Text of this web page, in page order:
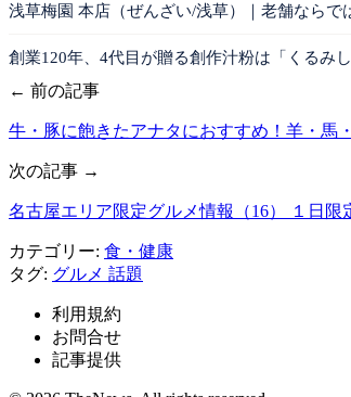
浅草梅園 本店（ぜんざい/浅草）｜老舗ならで
創業120年、4代目が贈る創作汁粉は「くるみ
← 前の記事
牛・豚に飽きたアナタにおすすめ！羊・馬
次の記事 →
名古屋エリア限定グルメ情報（16） １日
カテゴリー: 食・健康
タグ: グルメ 話題
利用規約
お問合せ
記事提供